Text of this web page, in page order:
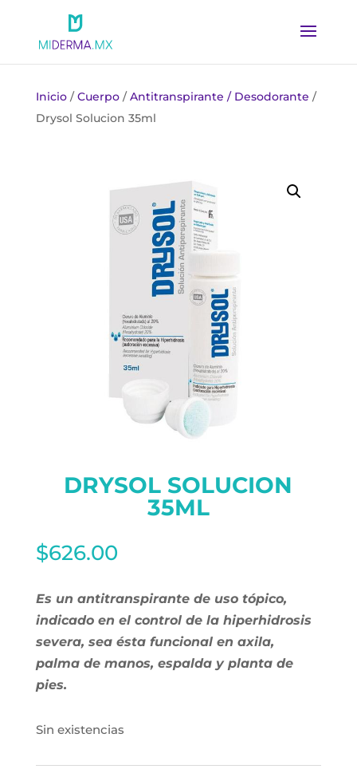
Inicio/Cuerpo/Antitranspirante / Desodorante /
Drysol Solucion 35ml
DRYSOL SOLUCION
35ML
$626.00
Es un antitranspirante de uso tópico,
indicado en el control de la hiperhidrosis
severa, sea ésta funcional en axila,
palma de manos, espalda y planta de
pies.
Sin existencias